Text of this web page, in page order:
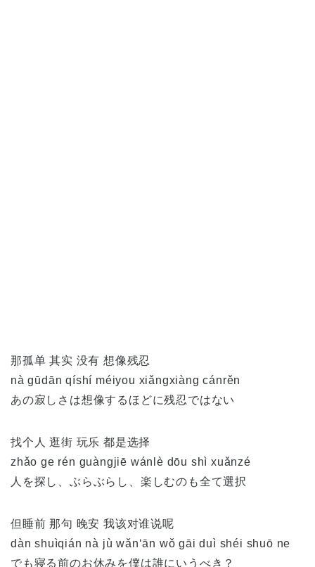
那孤单 其实 没有 想像残忍
nà gūdān qíshí méiyou xiǎngxiàng cánrěn
あの寂しさは想像するほどに残忍ではない
找个人 逛街 玩乐 都是选择
zhǎo ge rén guàngjiē wánlè dōu shì xuǎnzé
人を探し、ぶらぶらし、楽しむのも全て選択
但睡前 那句 晚安 我该对谁说呢
dàn shuìqián nà jù wǎn‘ān wǒ gāi duì shéi shuō ne
でも寝る前のお休みを僕は誰にいうべき？